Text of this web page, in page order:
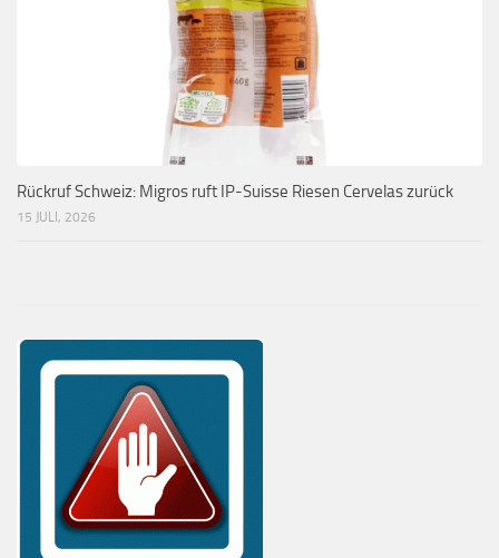
Rückruf Schweiz: Migros ruft IP-Suisse Riesen Cervelas zurück
15 JULI, 2026